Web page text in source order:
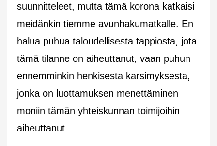
suunnitteleet, mutta tämä korona katkaisi
meidänkin tiemme avunhakumatkalle. En
halua puhua taloudellisesta tappiosta, jota
tämä tilanne on aiheuttanut, vaan puhun
ennemminkin henkisestä kärsimyksestä,
jonka on luottamuksen menettäminen
moniin tämän yhteiskunnan toimijoihin
aiheuttanut.